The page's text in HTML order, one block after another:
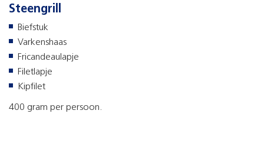
Steengrill
Biefstuk
Varkenshaas
Fricandeaulapje
Filetlapje
Kipfilet
400 gram per persoon.